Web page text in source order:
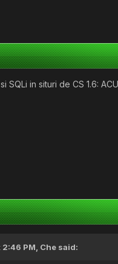
SQLi in situri de CS 1.6:
PM, Che said: